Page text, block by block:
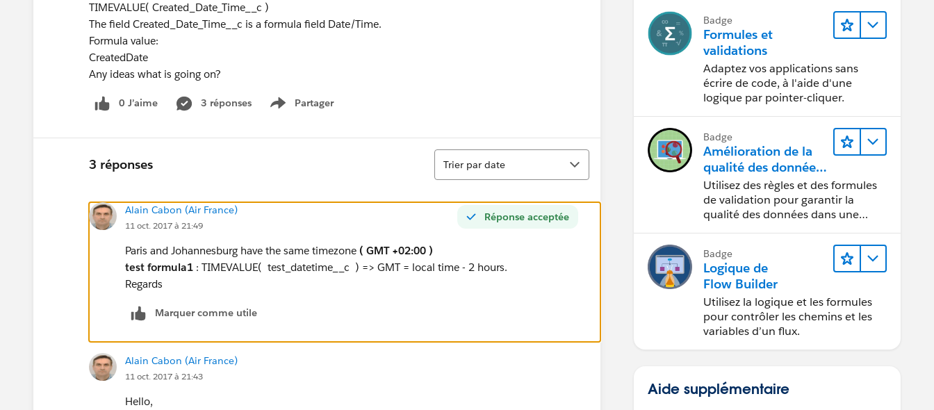
TIMEVALUE( Created_Date_Time__c )
The field Created_Date_Time__c is a formula field Date/Time.
Formula value:
CreatedDate
Any ideas what is going on?
0 J’aime 3 réponses Partager
Show menu
3 réponses
Tri
Trier par date
Réponse acceptée
Alain Cabon (Air France)
11 oct. 2017 à 21:49
Paris and Johannesburg have the same timezone ( GMT +02:00 )
test formula1 : TIMEVALUE( test_datetime__c ) => GMT = local time - 2 hours.
Regards
Marquer comme utile
Alain Cabon (Air France)
11 oct. 2017 à 21:43
Hello,
Badge
Formules et
validations
Adaptez vos applications sans
écrire de code, à l'aide d'une
logique par pointer-cliquer.
Badge
Amélioration de la
qualité des données
pour une application
de recrutement
Utilisez des règles et des formules
de validation pour garantir la
qualité des données dans une
Badge
Logique de
Flow Builder
Utilisez la logique et les formules
pour contrôler les chemins et les
variables d’un flux.
Aide supplémentaire